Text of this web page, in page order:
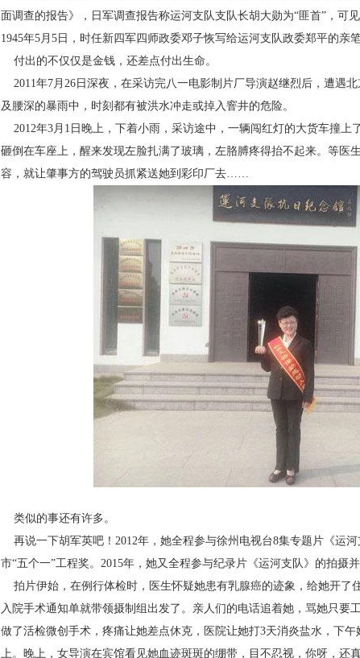
面调查的报告》，日军调查报告称运河支队支队长胡大勋为“匪首”，可
1945年5月5日，时任新四军四师政委邓子恢写给运河支队政委郑平的亲
付出的不仅仅是金钱，还差点付出生命。
2011年7月26日深夜，在采访完八一电影制片厂导演赵继烈后，遭遇
及腰深的暴雨中，时刻都有被洪水冲走或掉入窨井的危险。
2012年3月1日晚上，下着小雨，采访途中，一辆闯红灯的大货车撞上
砸倒在车座上，醒来发现左脸扎满了玻璃，左胳膊疼得抬不起来。等医
容，就让肇事方的驾驶员抓紧送她到彩印厂去……
类似的事还有许多。
再说一下胡军英吧！2012年，她全程参与徐州电视台8集专题片《运
市“五个一”工程奖。2015年，她又全程参与纪录片《运河支队》的拍摄
拍片伊始，在例行体检时，医生怀疑她患有乳腺癌的迹象，给她开了
入院手术通知单就带领摄制组出发了。亲人们的电话追着她，骂她只要
做了活检微创手术， 疼痛让她差点休克，医院让她打3天消炎盐水，下午
上。晚上，女导演在宾馆看见她血迹斑斑的绷带，目不忍视， 你呀，还